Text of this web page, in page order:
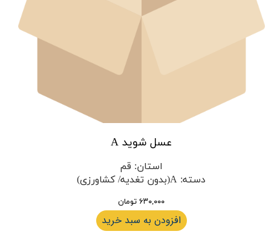
عسل شوید A
استان: قم
دسته: A(بدون تغدیه/ کشاورزی)
۶۳۰,۰۰۰ تومان
افزودن به سبد خرید